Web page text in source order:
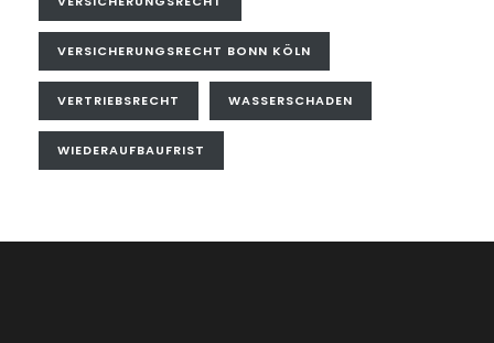
VERSICHERUNGSRECHT BONN KÖLN
VERTRIEBSRECHT WASSERSCHADEN
WIEDERAUFBAUFRIST